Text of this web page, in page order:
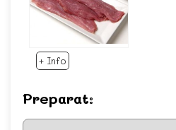
+ Info
Preparat: